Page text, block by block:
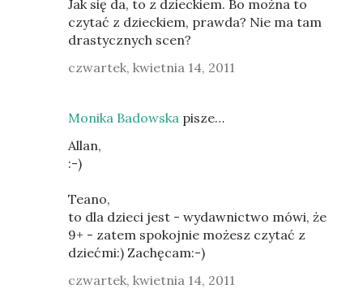
Jak się da, to z dzieckiem. Bo można to
czytać z dzieckiem, prawda? Nie ma tam
drastycznych scen?
czwartek, kwietnia 14, 2011
Monika Badowska pisze…
Allan,
:-)
Teano,
to dla dzieci jest - wydawnictwo mówi, że
9+ - zatem spokojnie możesz czytać z
dziećmi:) Zachęcam:-)
czwartek, kwietnia 14, 2011